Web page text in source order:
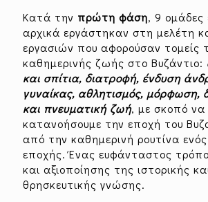
Κατά την πρώτη φάση, 9 ομάδες
αρχικά εργάστηκαν στη μελέτη
εργασιών που αφορούσαν τομείς
καθημερινής ζωής στο Βυζάντιο:
και σπίτια, διατροφή, ένδυση
γυναίκας, αθλητισμός, μόρφωση,
και πνευματική ζωή, με σκοπό να
κατανοήσουμε την εποχή του
από την καθημερινή ρουτίνα
εποχής. Ένας ευφάνταστος
και αξιοποίησης της ιστορικής
θρησκευτικής γνώσης.